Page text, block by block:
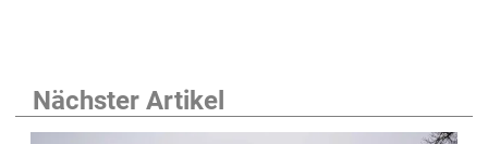
Nächster Artikel